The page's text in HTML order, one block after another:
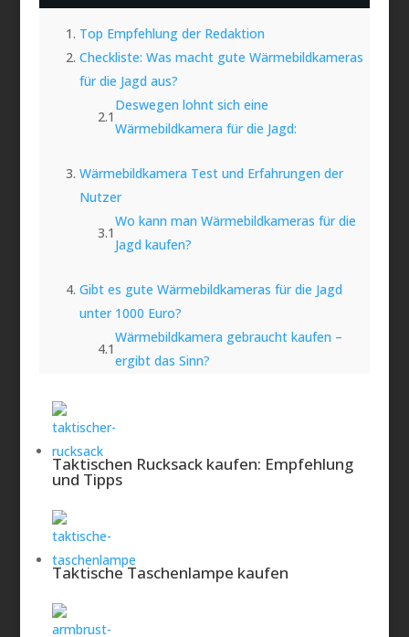
Top Empfehlung der Redaktion
Checkliste: Was macht gute Wärmebildkameras
für die Jagd aus?
Deswegen lohnt sich eine
Wärmebildkamera für die Jagd:
Wärmebildkamera Test und Erfahrungen der
Nutzer
Wo kann man Wärmebildkameras für die
Jagd kaufen?
Gibt es gute Wärmebildkameras für die Jagd
unter 1000 Euro?
Wärmebildkamera gebraucht kaufen –
ergibt das Sinn?
Das bringt eine Drohne mit
Was ist ein Vorsatzgerät für die
Fazit der Redaktion
Häufige Fragen:
Taktischen Rucksack kaufen: Empfehlung
und Tipps
Taktische Taschenlampe kaufen